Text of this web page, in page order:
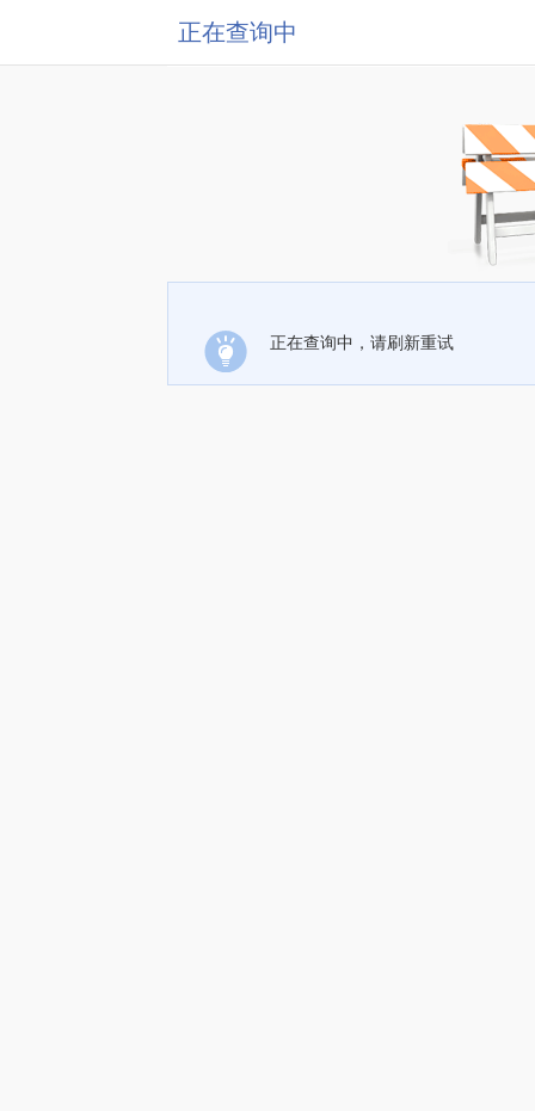
正在查询中
正在查询中，请刷新重试